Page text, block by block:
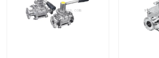
vidéos